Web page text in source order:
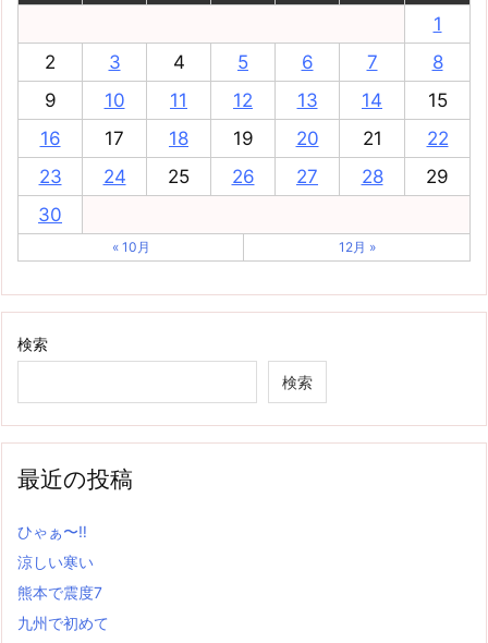
1
2
3 4 5 6 7
8
9
10 11 12 13 14
15
16
17 18 19 20 21
22
23
24 25 26 27 28
29
30
« 10月 12月 »
検索
検索
最近の投稿
ひゃぁ〜‼
涼しい寒い
熊本で震度7
九州で初めて